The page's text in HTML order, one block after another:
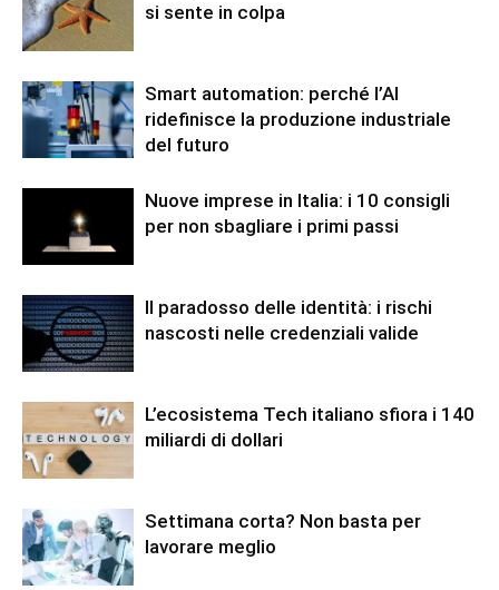
si sente in colpa
Smart automation: perché l’AI
ridefinisce la produzione industriale
del futuro
Nuove imprese in Italia: i 10 consigli
per non sbagliare i primi passi
Il paradosso delle identità: i rischi
nascosti nelle credenziali valide
L’ecosistema Tech italiano sfiora i 140
miliardi di dollari
Settimana corta? Non basta per
lavorare meglio